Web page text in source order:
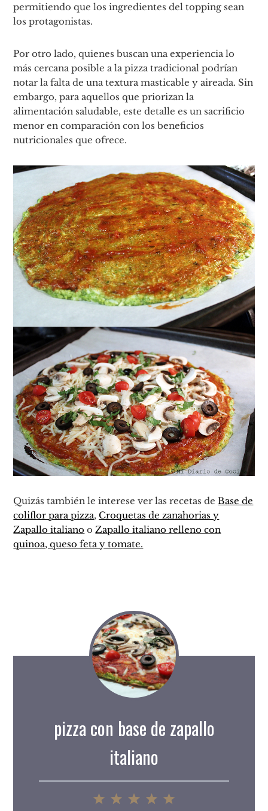
permitiendo que los ingredientes del topping sean
los protagonistas.
Por otro lado, quienes buscan una experiencia lo
más cercana posible a la pizza tradicional podrían
notar la falta de una textura masticable y aireada. Sin
embargo, para aquellos que priorizan la
alimentación saludable, este detalle es un sacrificio
menor en comparación con los beneficios
nutricionales que ofrece.
Quizás también le interese ver las recetas deBase de
coliflor para pizza, Croquetas de zanahorias y
Zapallo italiano oZapallo italiano relleno con
quinoa, queso feta y tomate.
pizza con base de zapallo
italiano
5
4
3
2
1